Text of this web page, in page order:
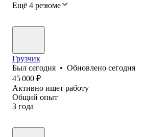
Ещё 4 резюме
Грузчик
Был сегодня • Обновлено сегодня
45 000 ₽
Активно ищет работу
Общий опыт
3 года